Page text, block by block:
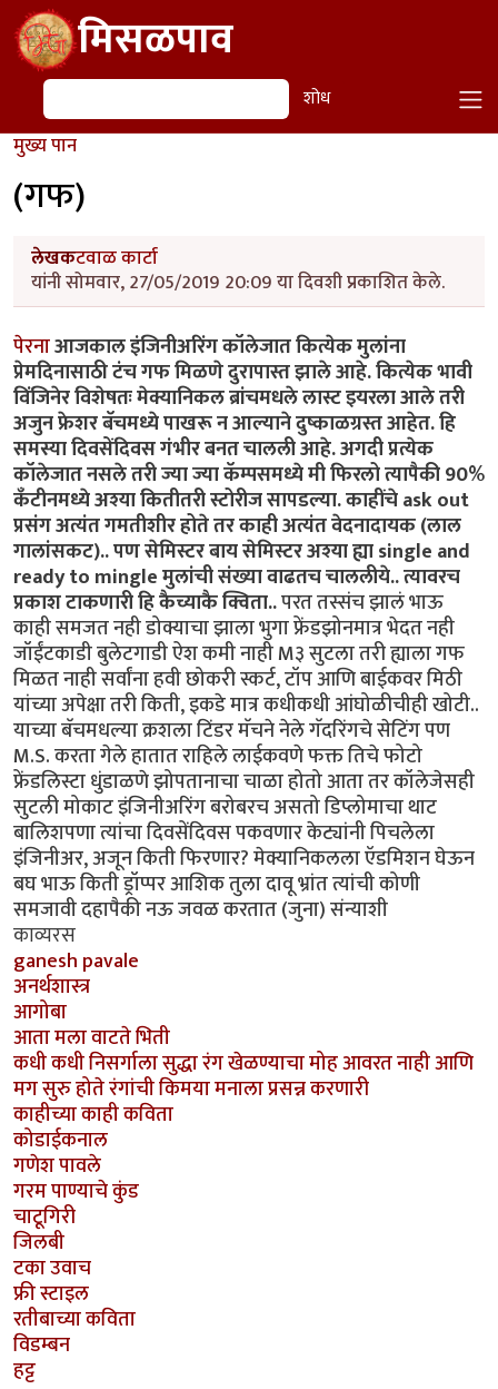
Skip to main contentमिसळपाव
शोध शोध
मुख्य पान
(गफ)
लेखकटवाळ कार्टा
यांनी सोमवार, 27/05/2019 20:09 या दिवशी प्रकाशित केले.
पेरनाआजकाल इंजिनीअरिंग कॉलेजात कित्येक मुलांना
प्रेमदिनासाठी टंच गफ मिळणे दुरापास्त झाले आहे. कित्येक भावी
विंजिनेर विशेषतः मेक्यानिकल ब्रांचमधले लास्ट इयरला आले तरी
अजुन फ्रेशर बॅचमध्ये पाखरू न आल्याने दुष्काळग्रस्त आहेत. हि
समस्या दिवसेंदिवस गंभीर बनत चालली आहे. अगदी प्रत्येक
कॉलेजात नसले तरी ज्या ज्या कॅम्पसमध्ये मी फिरलो त्यापैकी 90%
कँटीनमध्ये अश्या कितीतरी स्टोरीज सापडल्या. काहींचे ask out
प्रसंग अत्यंत गमतीशीर होते तर काही अत्यंत वेदनादायक (लाल
गालांसकट).. पण सेमिस्टर बाय सेमिस्टर अश्या ह्या single and
ready to mingle मुलांची संख्या वाढतच चाललीये.. त्यावरच
प्रकाश टाकणारी हि कैच्याकै क्विता..परत तस्संच झालं भाऊ
काही समजत नही डोक्याचा झाला भुगा फ्रेंडझोनमात्र भेदत नही
जॉईंटकाडी बुलेटगाडी ऐश कमी नाही M३ सुटला तरी ह्याला गफ
मिळत नाही सर्वांना हवी छोकरी स्कर्ट, टॉप आणि बाईकवर मिठी
यांच्या अपेक्षा तरी किती, इकडे मात्र कधीकधी आंघोळीचीही खोटी..
याच्या बॅचमधल्या क्रशला टिंडर मॅचने नेले गॅदरिंगचे सेटिंग पण
M.S. करता गेले हातात राहिले लाईकवणे फक्त तिचे फोटो
फ्रेंडलिस्टा धुंडाळणे झोपतानाचा चाळा होतो आता तर कॉलेजेसही
सुटली मोकाट इंजिनीअरिंग बरोबरच असतो डिप्लोमाचा थाट
बालिशपणा त्यांचा दिवसेंदिवस पकवणार केट्यांनी पिचलेला
इंजिनीअर, अजून किती फिरणार? मेक्यानिकलला ऍडमिशन घेऊन
बघ भाऊ किती ड्रॉप्पर आशिक तुला दावू भ्रांत त्यांची कोणी
समजावी दहापैकी नऊ जवळ करतात (जुना) संन्याशी
काव्यरस
ganesh pavale
अनर्थशास्त्र
आगोबा
आता मला वाटते भिती
कधी कधी निसर्गाला सुद्धा रंग खेळण्याचा मोह आवरत नाही आणि
मग सुरु होते रंगांची किमया मनाला प्रसन्न करणारी
काहीच्या काही कविता
कोडाईकनाल
गणेश पावले
गरम पाण्याचे कुंड
चाटूगिरी
जिलबी
टका उवाच
फ्री स्टाइल
रतीबाच्या कविता
विडम्बन
हट्ट